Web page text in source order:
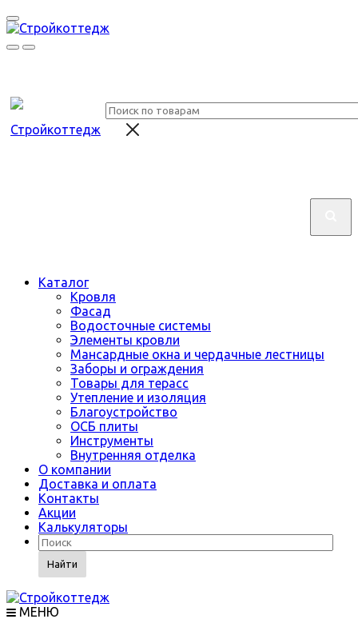
Каталог
Кровля
Фасад
Водосточные системы
Элементы кровли
Мансардные окна и чердачные лестницы
Заборы и ограждения
Товары для терасс
Утепление и изоляция
Благоустройство
ОСБ плиты
Инструменты
Внутренняя отделка
О компании
Доставка и оплата
Контакты
Акции
Калькуляторы
Найти
МЕНЮ